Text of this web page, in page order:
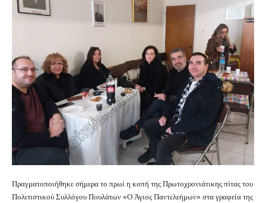
Πραγματοποιήθηκε σήμερα το πρωί η κοπή της Πρωτοχρονιάτικης πίτας του
Πολιτιστικού Συλλόγου Πουλάτων «Ο Άγιος Παντελεήμων» στα γραφεία της